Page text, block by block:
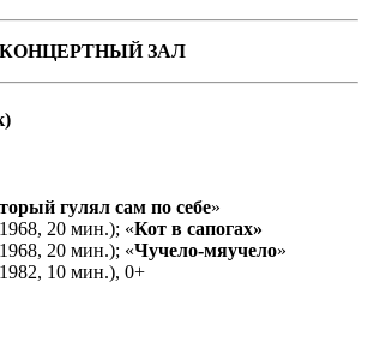
ЗАЛ
гулял сам по себе»
20 мин.); «Кот в сапогах»
20 мин.); «Чучело-мяучело»
10 мин.), 0+